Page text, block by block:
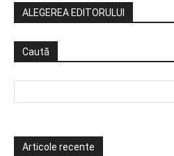
ALEGEREA EDITORULUI
Caută
Articole recente